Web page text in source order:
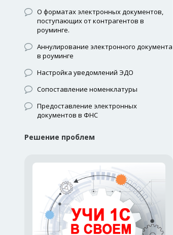
О форматах электронных документов,
поступающих от контрагентов в
роуминге.
Аннулирование электронного документа
в роуминге
Настройка уведомлений ЭДО
Сопоставление номенклатуры
Предоставление электронных
документов в ФНС
Решение проблем